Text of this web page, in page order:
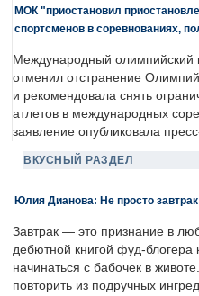
МОК "приостановил
спортсменов в соревнованиях,
Международный
отменил отстранение
и рекомендовала снять
атлетов в международных
заявление опубликовала
ВКУСНЫЙ РАЗДЕЛ
Юлия Дианова: Не просто завтрак
Завтрак — это признание в
дебютной книгой фуд-блогера
начинаться с бабочек в
повторить из подручных